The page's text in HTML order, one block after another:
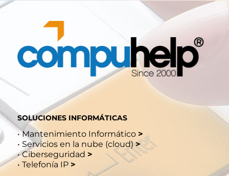
SOLUCIONES INFORMÁTICAS
•Mantenimiento Informático >
• Servicios en la nube (cloud) >
•Ciberseguridad >
• Telefonía IP >